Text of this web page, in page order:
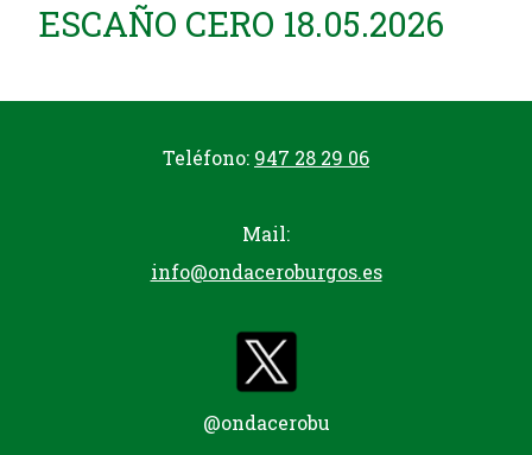
ESCAÑO CERO 18.05.2026
Teléfono: 947 28 29 06
Mail:
info@ondaceroburgos.es
@ondacerobu